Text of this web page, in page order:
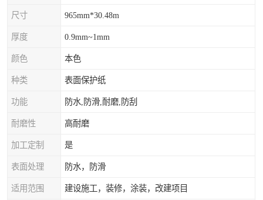
尺寸 965mm*30.48m
厚度 0.9mm~1mm
颜色 本色
种类 表面保护纸
功能 防水,防滑,耐磨,防刮
耐磨性 高耐磨
加工定制 是
表面处理 防水，防滑
适用范围 建设施工，装修，涂装，改建项目